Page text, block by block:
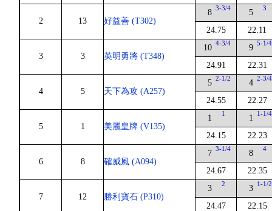
2 13 好益善 (T302)
8 3-3/4
24.75
5 3
22.11
3 3 英明勇將 (T348)
10 4-3/4
24.91
9 5-1/4
22.31
4 5 天下為攻 (A257)
5 2-1/2
24.55
4 2-3/4
22.27
5 1 美麗皇牌 (V135)
1 1
24.15
1 1-1/4
22.23
6 8 確威風 (A094)
7 3-1/4
24.67
8 4
22.35
7 12 勝利寶石 (P310)
3 2
24.47
3 1-1/2
22.15